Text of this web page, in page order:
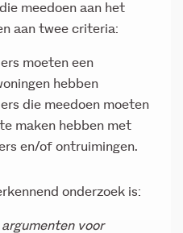
meedoen aan het
aan twee criteria:
moeten een
hebben
die meedoen moeten
maken hebben met
en/of ontruimingen.
onderzoek is:
voor